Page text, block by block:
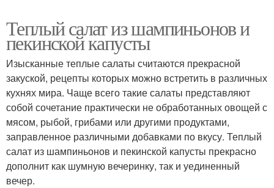
Теплый салат из шампиньонов и
пекинской капусты
Изысканные теплые салаты считаются прекрасной
закуской, рецепты которых можно встретить в различных
кухнях мира. Чаще всего такие салаты представляют
собой сочетание практически не обработанных овощей с
мясом, рыбой, грибами или другими продуктами,
заправленное различными добавками по вкусу. Теплый
салат из шампиньонов и пекинской капусты прекрасно
дополнит как шумную вечеринку, так и уединенный
вечер.